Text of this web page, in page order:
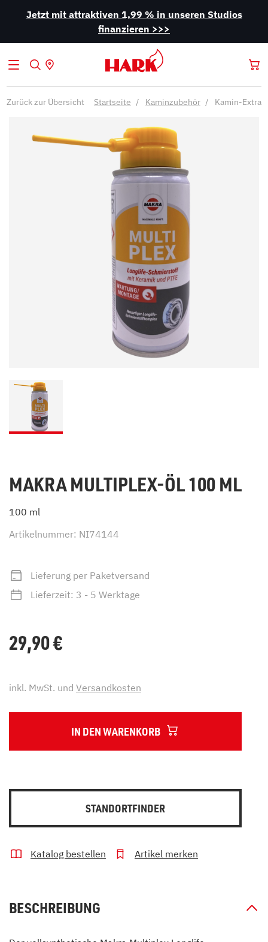
Jetzt mit attraktiven 1,99 % in unseren Studios
finanzieren >>>
Zurück zur Übersicht Startseite Kaminzubehör Kamin-Extras
MAKRA MULTIPLEX-ÖL 100 ML
100 ml
Artikelnummer: NI74144
Lieferung per Paketversand
Lieferzeit: 3 - 5 Werktage
29,90€
inkl. MwSt. und Versandkosten
IN DEN WARENKORB
STANDORTFINDER
Katalog bestellen Artikel merken
BESCHREIBUNG